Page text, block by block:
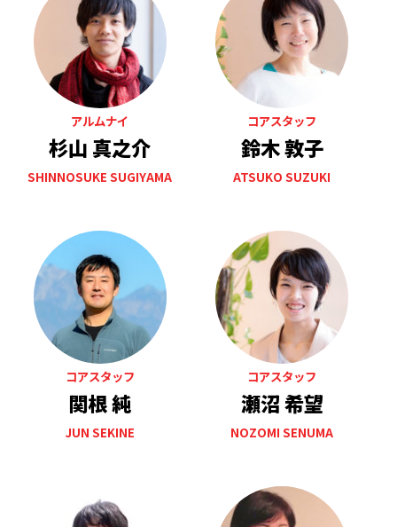
アルムナイ
杉山 真之介
SHINNOSUKE SUGIYAMA
コアスタッフ
鈴木 敦子
ATSUKO SUZUKI
コアスタッフ
関根 純
JUN SEKINE
コアスタッフ
瀬沼 希望
NOZOMI SENUMA